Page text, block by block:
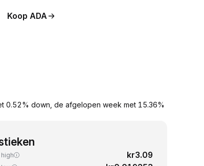
Koop ADA
0.52% down, de afgelopen week met 15.36%
kr3.09